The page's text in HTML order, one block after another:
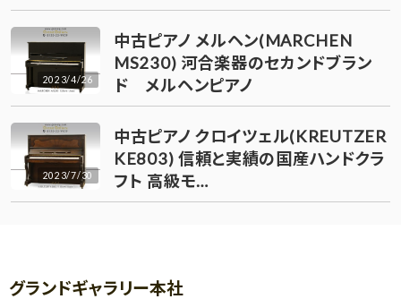
2023/4/26
中古ピアノ メルヘン(MARCHEN
MS230) 河合楽器のセカンドブラン
ド メルヘンピアノ
2023/7/30
中古ピアノ クロイツェル(KREUTZER
KE803) 信頼と実績の国産ハンドクラ
フト 高級モ…
グランドギャラリー本社